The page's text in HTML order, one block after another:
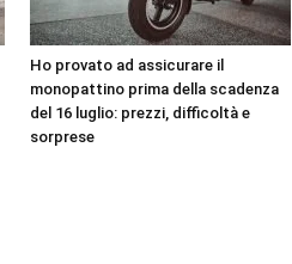
Ho provato ad assicurare il
monopattino prima della scadenza
del 16 luglio: prezzi, difficoltà e
sorprese